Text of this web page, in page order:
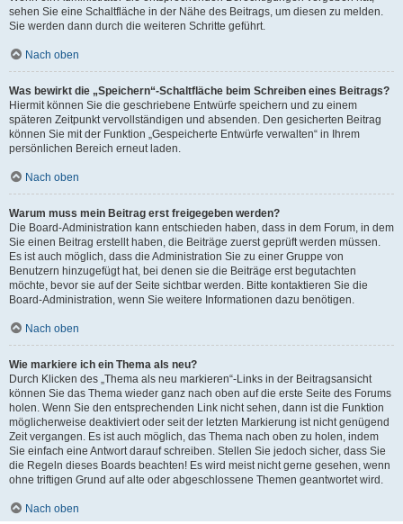
sehen Sie eine Schaltfläche in der Nähe des Beitrags, um diesen zu melden.
Sie werden dann durch die weiteren Schritte geführt.
Nach oben
Was bewirkt die „Speichern“-Schaltfläche beim Schreiben eines Beitrags?
Hiermit können Sie die geschriebene Entwürfe speichern und zu einem
späteren Zeitpunkt vervollständigen und absenden. Den gesicherten Beitrag
können Sie mit der Funktion „Gespeicherte Entwürfe verwalten“ in Ihrem
persönlichen Bereich erneut laden.
Nach oben
Warum muss mein Beitrag erst freigegeben werden?
Die Board-Administration kann entschieden haben, dass in dem Forum, in dem
Sie einen Beitrag erstellt haben, die Beiträge zuerst geprüft werden müssen.
Es ist auch möglich, dass die Administration Sie zu einer Gruppe von
Benutzern hinzugefügt hat, bei denen sie die Beiträge erst begutachten
möchte, bevor sie auf der Seite sichtbar werden. Bitte kontaktieren Sie die
Board-Administration, wenn Sie weitere Informationen dazu benötigen.
Nach oben
Wie markiere ich ein Thema als neu?
Durch Klicken des „Thema als neu markieren“-Links in der Beitragsansicht
können Sie das Thema wieder ganz nach oben auf die erste Seite des Forums
holen. Wenn Sie den entsprechenden Link nicht sehen, dann ist die Funktion
möglicherweise deaktiviert oder seit der letzten Markierung ist nicht genügend
Zeit vergangen. Es ist auch möglich, das Thema nach oben zu holen, indem
Sie einfach eine Antwort darauf schreiben. Stellen Sie jedoch sicher, dass Sie
die Regeln dieses Boards beachten! Es wird meist nicht gerne gesehen, wenn
ohne triftigen Grund auf alte oder abgeschlossene Themen geantwortet wird.
Nach oben